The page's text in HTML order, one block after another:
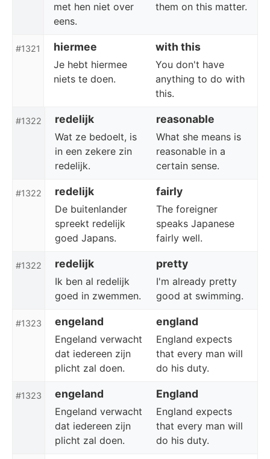
met hen niet over
eens.
them on this matter.
#1321 hiermee with this
Je hebt hiermee
niets te doen.
You don't have
anything to do with
this.
#1322 redelijk reasonable
Wat ze bedoelt, is
in een zekere zin
redelijk.
What she means is
reasonable in a
certain sense.
#1322 redelijk fairly
De buitenlander
spreekt redelijk
goed Japans.
The foreigner
speaks Japanese
fairly well.
#1322 redelijk pretty
Ik ben al redelijk
goed in zwemmen.
I'm already pretty
good at swimming.
#1323 engeland england
Engeland verwacht
dat iedereen zijn
plicht zal doen.
England expects
that every man will
do his duty.
#1323 engeland England
Engeland verwacht
dat iedereen zijn
plicht zal doen.
England expects
that every man will
do his duty.